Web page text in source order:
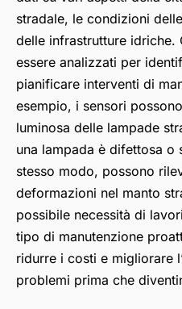
stradale, le condizioni
delle infrastrutture idriche.
essere analizzati per
pianificare interventi di
esempio, i sensori
luminosa delle lampade
una lampada è difettosa o
stesso modo, possono
deformazioni nel manto
possibile necessità di
tipo di manutenzione
ridurre i costi e migliorare
problemi prima che